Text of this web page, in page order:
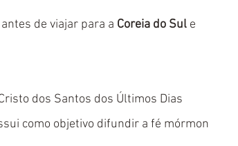
de viajar para a Coreia do Sul e
dos Santos dos Últimos Dias
como objetivo difundir a fé mórmon